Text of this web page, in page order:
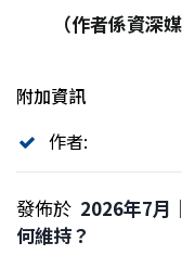
（作者係資深
附加資訊
作者:
發佈於 2026年7月
何維持？